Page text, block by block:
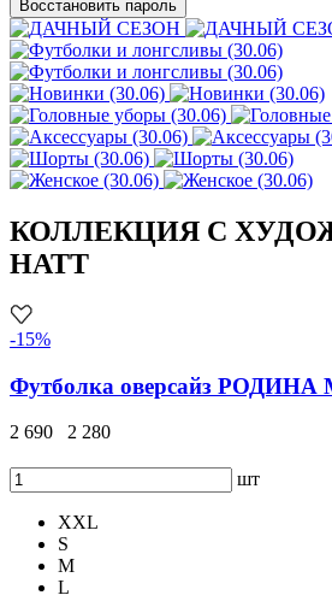
Восстановить пароль
КОЛЛЕКЦИЯ С
HATT
-15%
Футболка оверсайз РОДИНА
2 690 2 280
шт
XXL
S
M
L